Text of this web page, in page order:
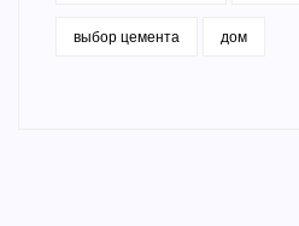
выбор цемента дом